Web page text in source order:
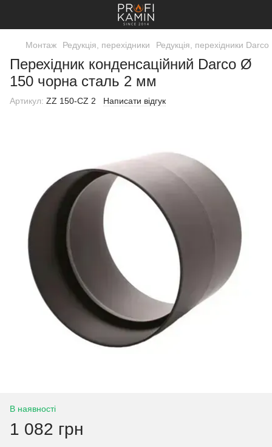
Монтаж Редукція, перехідники Редукція, перехідники Darco
Перехідник конденсаційний Darco Ø
150 чорна сталь 2 мм
Артикул: ZZ 150-CZ 2 Написати відгук
В наявності
1 082 грн